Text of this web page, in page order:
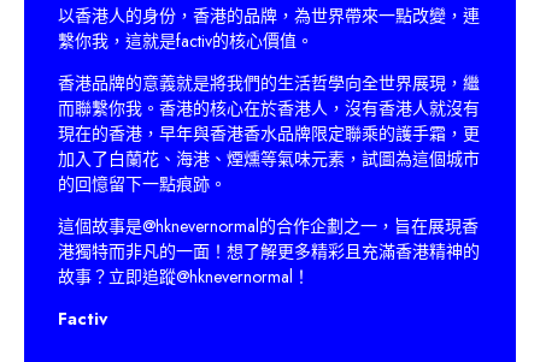
以香港人的身份，香港的品牌，為世界帶來一點改變，連
繫你我，這就是factiv的核心價值。
香港品牌的意義就是將我們的生活哲學向全世界展現，繼
而聯繫你我。香港的核心在於香港人，沒有香港人就沒有
現在的香港，早年與香港香水品牌限定聯乘的護手霜，更
加入了白蘭花、海港、煙燻等氣味元素，試圖為這個城市
的回憶留下一點痕跡。
這個故事是@hknevernormal的合作企劃之一，旨在展現香
港獨特而非凡的一面！想了解更多精彩且充滿香港精神的
故事？立即追蹤@hknevernormal ！
Factiv